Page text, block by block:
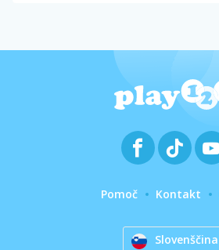
Pomoč Kontakt
Slovenščina